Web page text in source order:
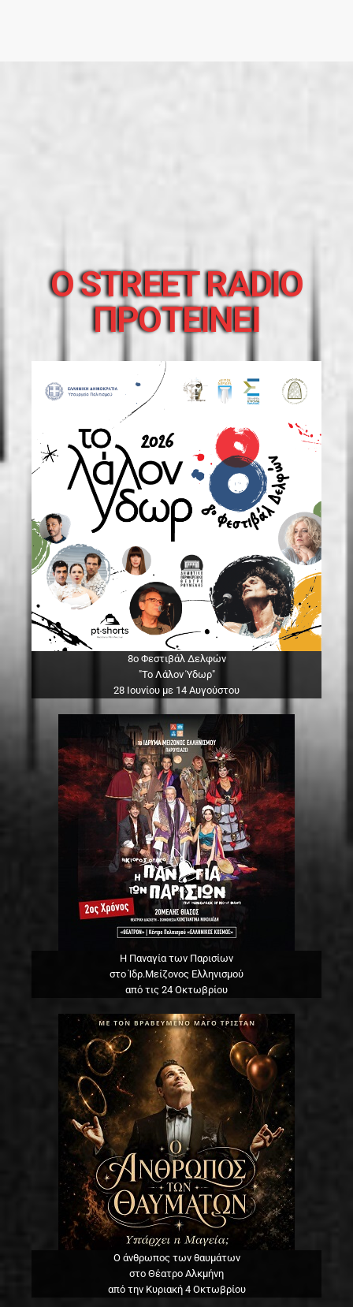
O STREET RADIO
ΠΡΟΤΕΙΝΕΙ
8ο Φεστιβάλ Δελφών
"Το Λάλον Ύδωρ"
28 Ιουνίου με 14 Αυγούστου
Η Παναγία των Παρισίων
στο Ίδρ.Μείζονος Ελληνισμού
από τις 24 Οκτωβρίου
Ο άνθρωπος των θαυμάτων
στο Θέατρο Αλκμήνη
από την Κυριακή 4 Οκτωβρίου